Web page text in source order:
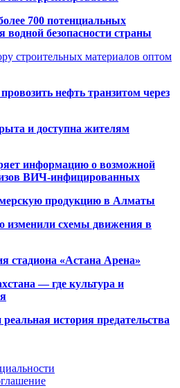
700 потенциальных
водной безопасности страны
строительных материалов оптом
нефть транзитом через
и доступна жителям
информацию о возможной
ВИЧ-инфицированных
продукцию в Алматы
изменили схемы движения в
стадиона «Астана Арена»
— где культура и
история предательства